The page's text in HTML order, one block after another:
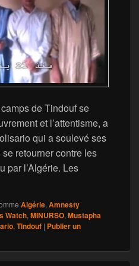
de Tindouf se
et l’attentisme, a
qui a soulevé ses
retourner contre les
par l’Algérie. Les
avoue craindre le
Algérie, Amnesty
Watch, MINURSO, Mustapha
, Tindouf | Publier un